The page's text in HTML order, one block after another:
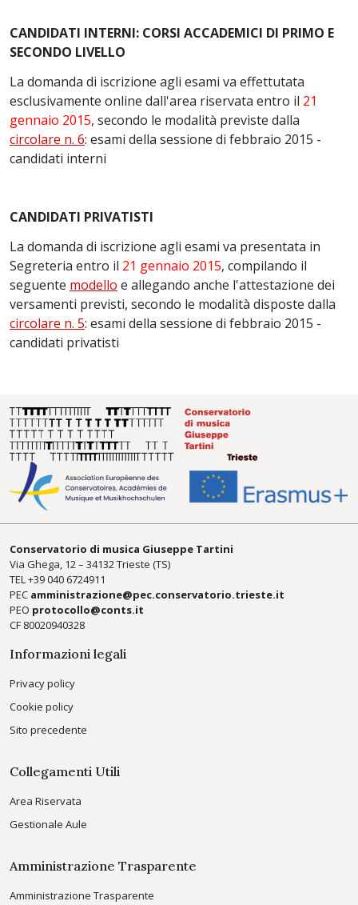
CANDIDATI INTERNI: CORSI ACCADEMICI DI PRIMO E
SECONDO LIVELLO
La domanda di iscrizione agli esami va effettutata
esclusivamente online dall'area riservata entro il 21
gennaio 2015, secondo le modalità previste dalla
circolare n. 6: esami della sessione di febbraio 2015 -
candidati interni
CANDIDATI PRIVATISTI
La domanda di iscrizione agli esami va presentata in
Segreteria entro il 21 gennaio 2015, compilando il
seguente modello e allegando anche l'attestazione dei
versamenti previsti, secondo le modalità disposte dalla
circolare n. 5: esami della sessione di febbraio 2015 -
candidati privatisti
Conservatorio di musica Giuseppe Tartini
Via Ghega, 12 – 34132 Trieste (TS)
TEL +39040 6724911
PEC amministrazione@pec.conservatorio.trieste.it
PEO protocollo@conts.it
CF 80020940328
Informazioni legali
Privacy policy
Cookie policy
Sito precedente
Collegamenti Utili
Area Riservata
Gestionale Aule
Amministrazione Trasparente
Amministrazione Trasparente